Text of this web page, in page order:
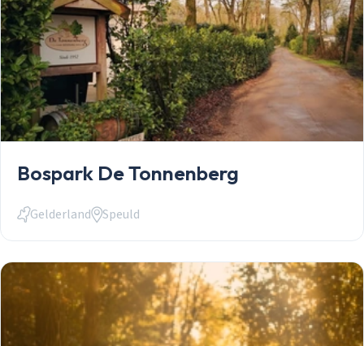
Bospark De Tonnenberg
Gelderland Speuld
Inloggen
Wachtwoord vergeten
Wachtwoord
Gegevens onthouden
Zoeken